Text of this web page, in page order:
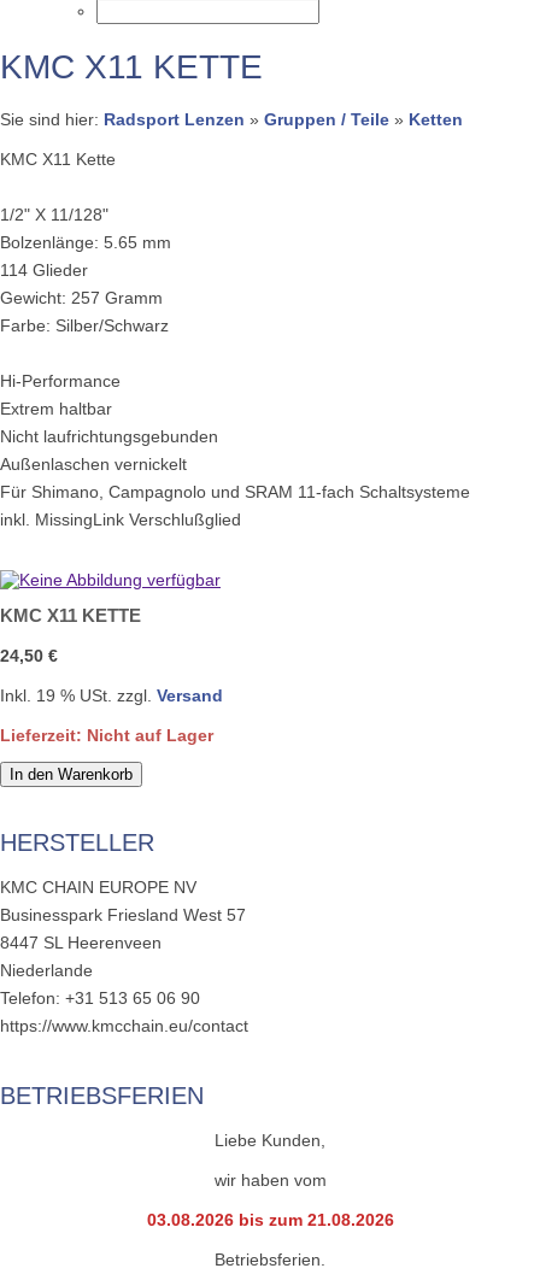
KMC X11 KETTE
Sie sind hier: Radsport Lenzen » Gruppen / Teile » Ketten
KMC X11 Kette
1/2" X 11/128"
Bolzenlänge: 5.65 mm
114 Glieder
Gewicht: 257 Gramm
Farbe: Silber/Schwarz
Hi-Performance
Extrem haltbar
Nicht laufrichtungsgebunden
Außenlaschen vernickelt
Für Shimano, Campagnolo und SRAM 11-fach Schaltsysteme
inkl. MissingLink Verschlußglied
KMC X11 KETTE
24,50 €
Inkl. 19 % USt. zzgl. Versand
Lieferzeit: Nicht auf Lager
In den Warenkorb
HERSTELLER
KMC CHAIN EUROPE NV
Businesspark Friesland West 57
8447 SL Heerenveen
Niederlande
Telefon: +31 513 65 06 90
https://www.kmcchain.eu/contact
BETRIEBSFERIEN
Liebe Kunden,
wir haben vom
03.08.2026 bis zum 21.08.2026
Betriebsferien.